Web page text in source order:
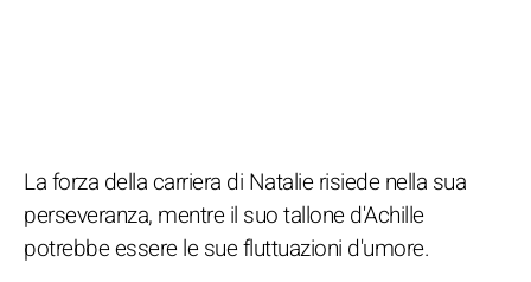
La forza della carriera di Natalie risiede nella sua
perseveranza, mentre il suo tallone d'Achille
potrebbe essere le sue fluttuazioni d'umore.